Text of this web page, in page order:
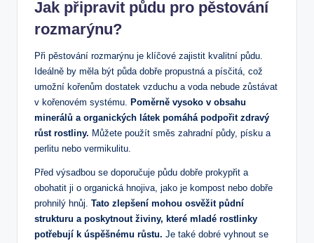
Jak připravit půdu pro pěstování
rozmarýnu?
Při pěstování rozmarýnu je klíčové zajistit kvalitní půdu.
Ideálně by měla být půda dobře propustná a písčitá, což
umožní kořenům dostatek vzduchu a voda nebude zůstávat
v kořenovém systému.
Poměrně vysoko v obsahu
minerálů a organických látek pomáhá podpořit zdravý
růst rostliny. Můžete použít směs zahradní půdy, písku a
perlitu nebo vermikulitu.
Před výsadbou se doporučuje půdu dobře prokypřit a
obohatit ji o organická hnojiva, jako je kompost nebo dobře
prohnilý hnůj. Tato zlepšení mohou osvěžit půdní
strukturu a poskytnout živiny, které mladé rostlinky
potřebují k úspěšnému růstu. Je také dobré vyhnout se